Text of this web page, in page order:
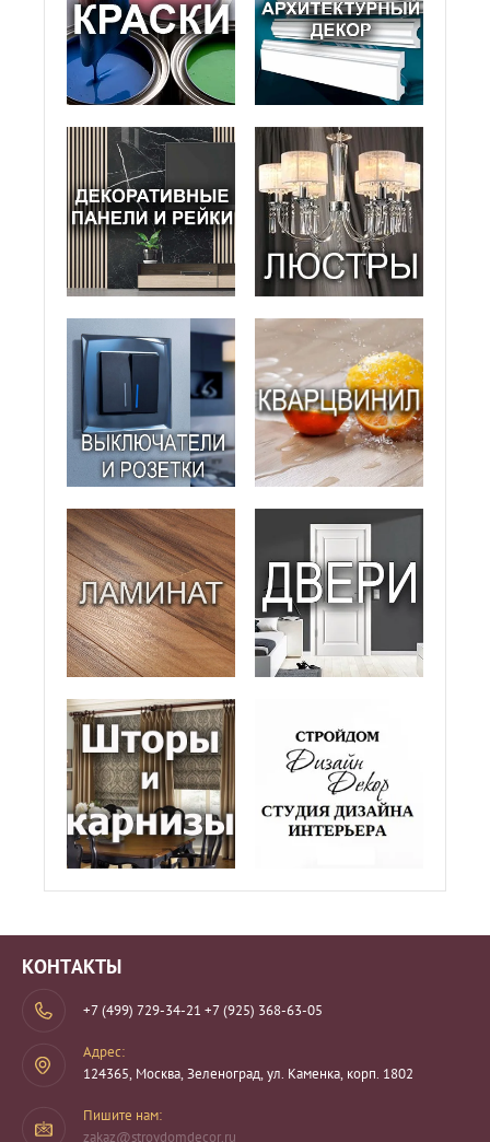
КОНТАКТЫ
+7 (499) 729-34-21 +7 (925) 368-63-05
Адрес:
124365, Москва, Зеленоград, ул. Каменка, корп. 1802
Пишите нам:
zakaz@stroydomdecor.ru